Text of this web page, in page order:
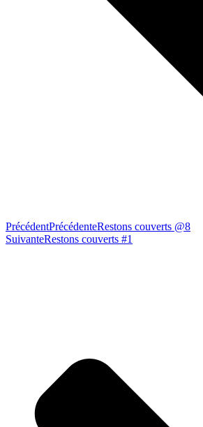
PrécédentPrécédenteRestons couverts @8
SuivanteRestons couverts #1